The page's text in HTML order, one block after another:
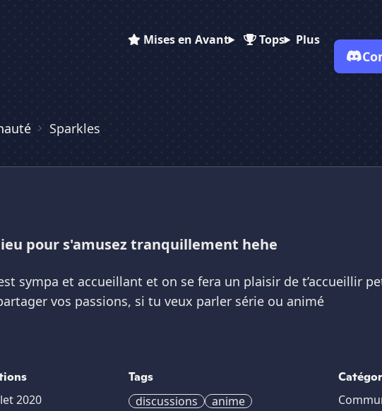
Mises en Avant Tops Plus
Sparkles
pour s'amusez tranquillement hehe
sympa et accueillant et on se fera un plaisir de t’accueillir
vos passions, si tu veux parler série ou animé
2020
Tags
discussions anime